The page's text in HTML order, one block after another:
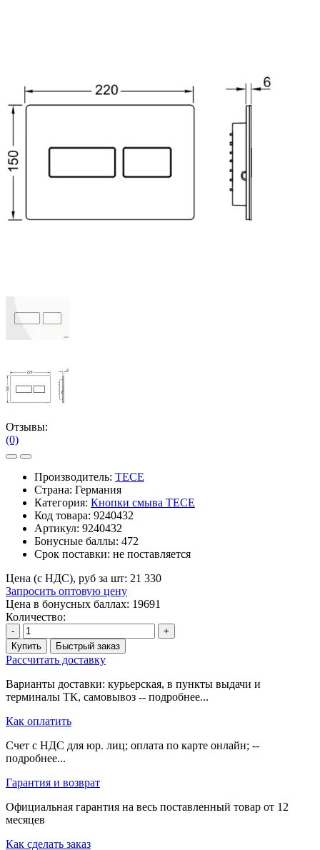
Отзывы:
(0)
Производитель: TECE
Страна: Германия
Категория: Кнопки смыва TECE
Код товара: 9240432
Артикул: 9240432
Бонусные баллы: 472
Срок поставки: не поставляется
Цена (с НДС), руб за шт: 21 330
Запросить оптовую цену
Цена в бонусных баллах: 19691
Количество:
-
+
Купить
Быстрый заказ
Рассчитать доставку
Варианты доставки: курьерская, в пункты выдачи и
терминалы ТК, самовывоз -- подробнее...
Как оплатить
Счет с НДС для юр. лиц; оплата по карте онлайн; --
подробнее...
Гарантия и возврат
Официальная гарантия на весь поставленный товар от 12
месяцев
Как сделать заказ